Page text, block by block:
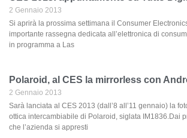
2 Gennaio 2013
Si aprirà la prossima settimana il Consumer
importante rassegna dedicata all’elettronica di
in programma a Las
Polaroid, al CES la mirrorless con
2 Gennaio 2013
Sarà lanciata al CES 2013 (dall’8 all’11 gennaio) la
ottica intercambiabile di Polaroid, siglata IM1836.Dai
che l’azienda si appresti